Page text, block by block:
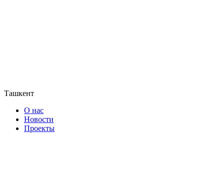
Ташкент
О нас
Новости
Проекты